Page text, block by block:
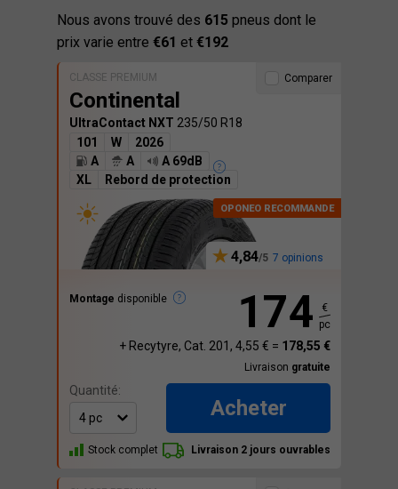
Nous avons trouvé des 615 pneus dont le
prix varie entre €61 et €192
CLASSE PREMIUM
Continental
UltraContact NXT 235/50 R18
101
W
2026
A
A
A 69dB
XL
Rebord de protection
4,84 7 opinions
Montage disponible
Comparer
174
€
pc
+ Recytyre, Cat. 201, 4,55 € = 178,55 €
Livraison gratuite
Quantité:
Acheter
Stock complet Livraison 2 jours ouvrables